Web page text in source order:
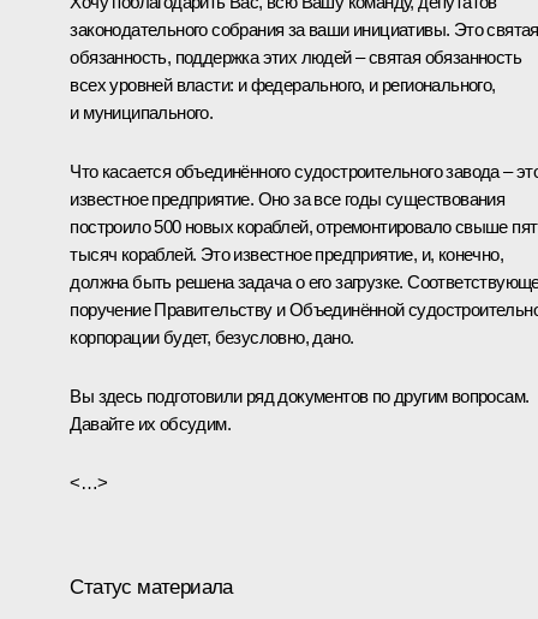
законодательного собрания за ваши инициативы. Это святая
обязанность, поддержка этих людей – святая обязанность
всех уровней власти: и федерального, и регионального,
и муниципального.
Что касается объединённого судостроительного завода –
известное предприятие. Оно за все годы существования
построило 500 новых кораблей, отремонтировало свыше
тысяч кораблей. Это известное предприятие, и, конечно,
должна быть решена задача о его загрузке.
поручение Правительству и Объединённой
корпорации будет, безусловно, дано.
Вы здесь подготовили ряд документов по другим вопросам.
Давайте их обсудим.
<…>
Статус материала